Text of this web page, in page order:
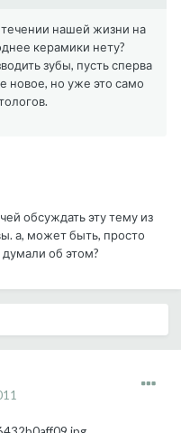
течении нашей жизни на
керамики нету?
зубы, пусть сперва
новое, но уже это само
обсуждать эту тему из
а, может быть, просто
об этом?